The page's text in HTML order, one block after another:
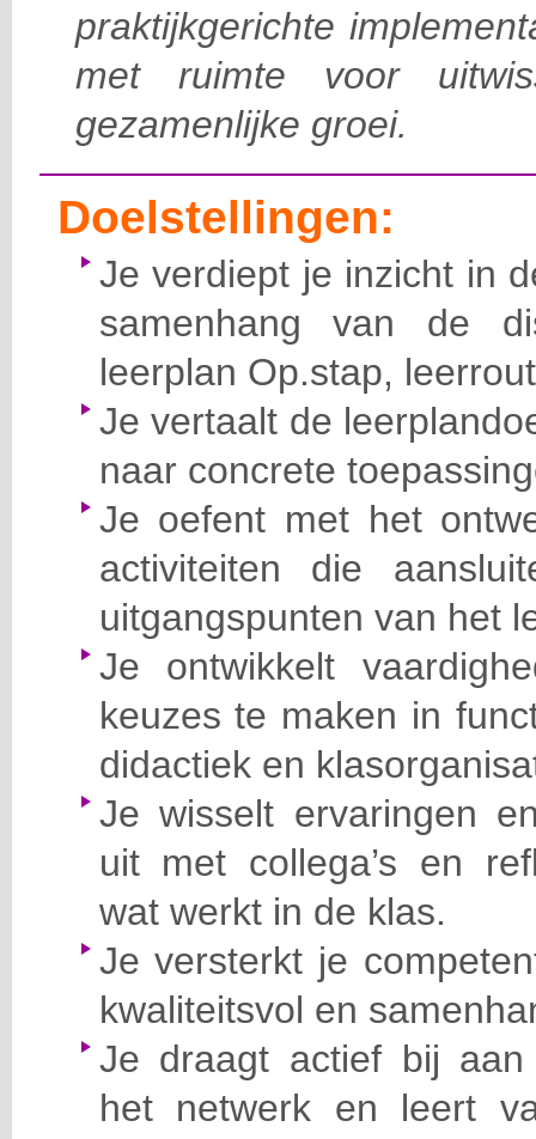
praktijkgerichte
met ruimte voor
gezamenlijke groei.
Doelstellingen:
Je verdiept je inzicht in
samenhang van de
leerplan Op.stap,
Je vertaalt de
naar concrete
Je oefent met het
activiteiten die
uitgangspunten van het
Je ontwikkelt
keuzes te maken in
didactiek en
Je wisselt ervaringen
uit met collega’s en
wat werkt in de klas.
Je versterkt je
kwaliteitsvol en
Je draagt actief bij aan
het netwerk en leert